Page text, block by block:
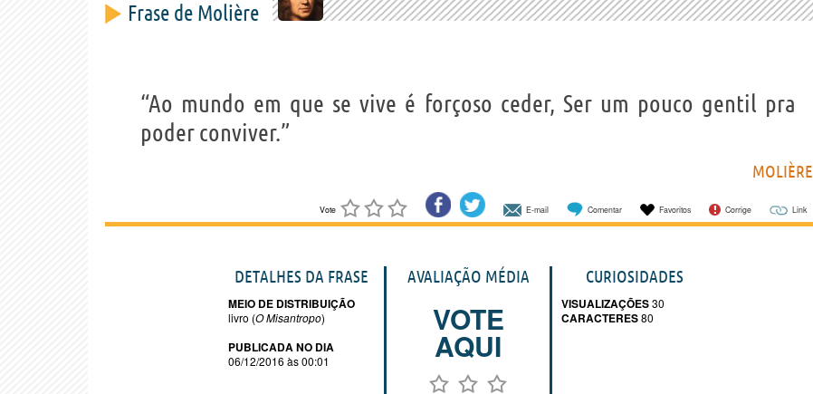
Frase de Molière
“Ao mundo em que se vive é forçoso ceder, Ser um pouco gentil pra
poder conviver.”
MOLIÈRE
Vote E-mail Comentar Favoritos Corrige Link
DETALHES DA FRASE
MEIO DE DISTRIBUIÇÃO
livro (O Misantropo)
PUBLICADA NO DIA
06/12/2016 às 00:01
AVALIAÇÃO MÉDIA
VOTE
AQUI
CURIOSIDADES
VISUALIZAÇÕES30
CARACTERES80